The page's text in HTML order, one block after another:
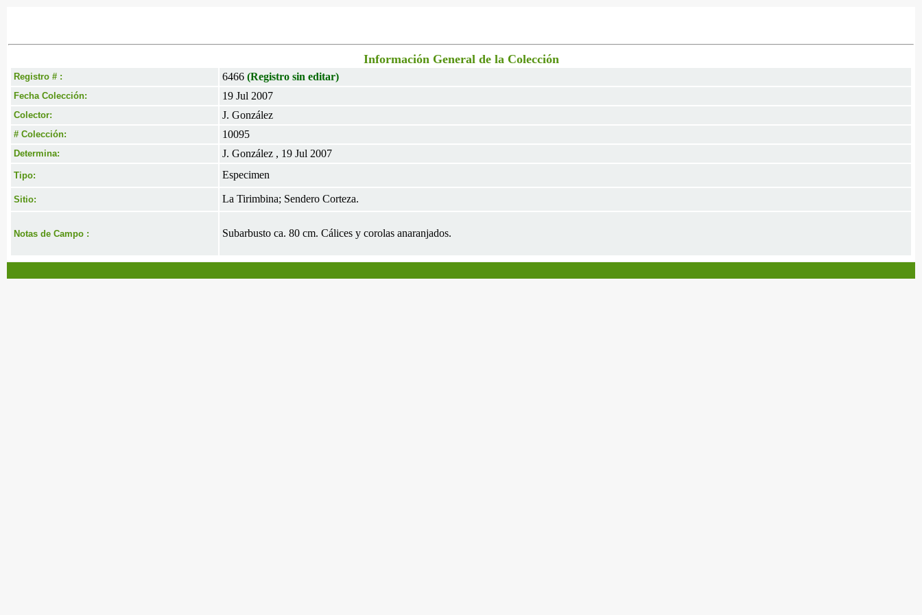
Información General de la Colección
Registro # : 6466 (Registro sin editar)
Fecha Colección: 19 Jul 2007
Colector: J. González
# Colección: 10095
Determina: J. González , 19 Jul 2007
Tipo: Especimen
Sitio: La Tirimbina; Sendero Corteza.
Notas de Campo : Subarbusto ca. 80 cm. Cálices y corolas anaranjados.